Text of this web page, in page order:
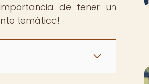
de tener un
temática!